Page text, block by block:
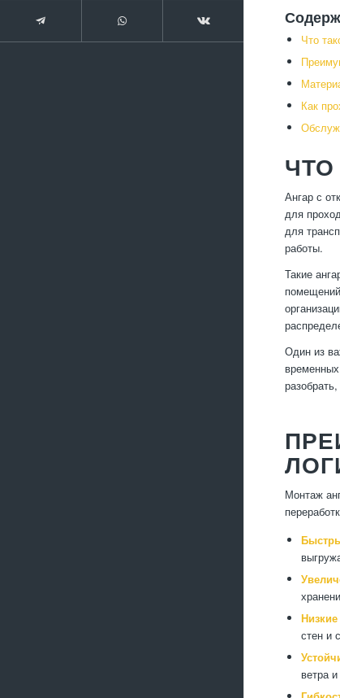
Что
Как
Ангар с
для
для
работы.
Такие
Один из
Монтаж
стен и
ветра